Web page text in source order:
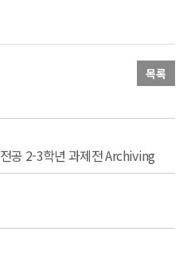
목록
공 2-3학년 과제전 Archiving